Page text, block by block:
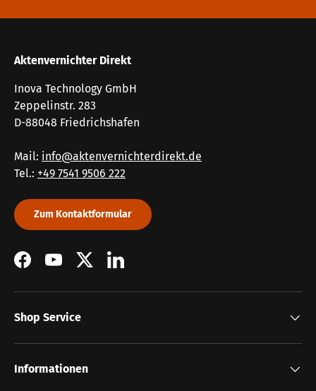
Aktenvernichter Direkt
Inova Technology GmbH
Zeppelinstr. 283
D-88048 Friedrichshafen
Mail: info@aktenvernichterdirekt.de
Tel.: +49 7541 9506 222
Zum Kontaktformular
FacebookYouTubeTwitterLinkedIn
Shop Service
Informationen